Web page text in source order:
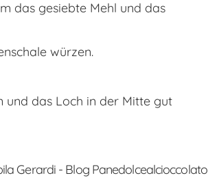
das gesiebte Mehl und das
würzen.
und das Loch in der Mitte gut
Gerardi - Blog Panedolcealcioccolato